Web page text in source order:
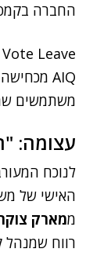
החברה
משתמשים
עצומה:
לנוכח
האישי של
ממארק
רווח שמנהל